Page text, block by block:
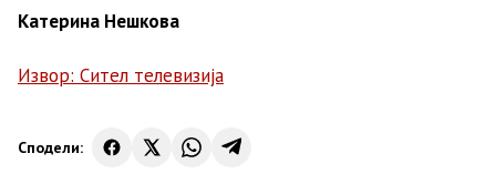
Катерина Нешкова
Извор: Сител телевизија
Сподели: